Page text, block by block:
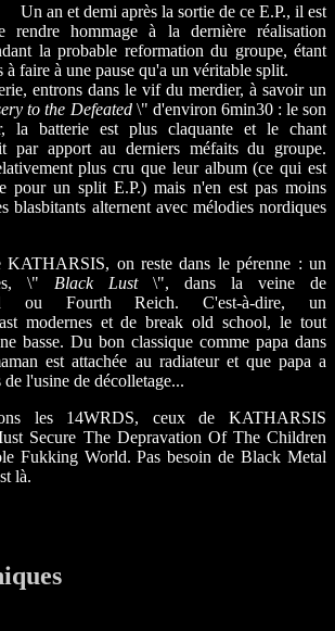
Un an et demi après la sortie de ce E.P., il est
rendre hommage à la dernière réalisation
la probable reformation du groupe, étant
faire à une pause qu'a un véritable split.
entrons dans le vif du merdier, à savoir un
to the Defeated\" d'environ 6min30 : le son
la batterie est plus claquante et le chant
par apport au derniers méfaits du groupe.
plus cru que leur album (ce qui est
pour un split E.P.) mais n'en est pas moins
blasbitants alternent avec mélodies nordiques
KATHARSIS, on reste dans le pérenne : un
\" Black Lust\", dans la veine de
ou Fourth Reich. C'est-à-dire, un
modernes et de break old school, le tout
basse. Du bon classique comme papa dans
est attachée au radiateur et que papa a
de l'usine de décolletage...
les 14WRDS, ceux de KATHARSIS
Secure The Depravation Of The Children
Fukking World. Pas besoin de Black Metal
là.